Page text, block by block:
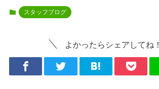
スタッフブログ
よかったらシェアしてね！